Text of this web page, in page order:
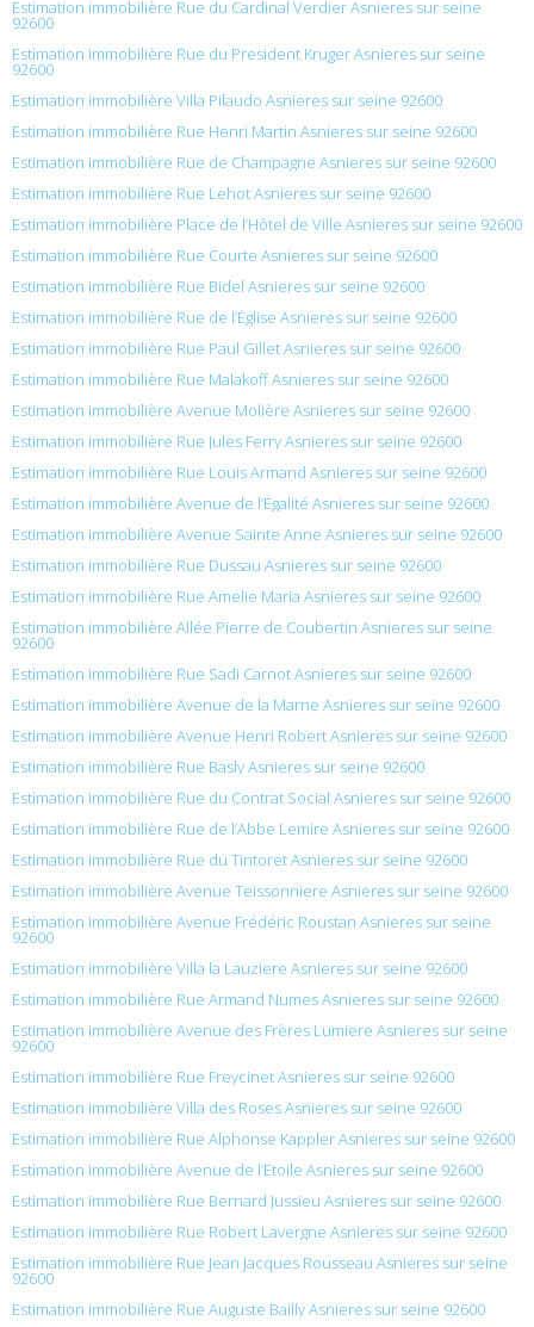
Estimation immobilière Rue du Cardinal Verdier Asnieres sur seine
92600
Estimation immobilière Rue du President Kruger Asnieres sur seine
92600
Estimation immobilière Villa Pilaudo Asnieres sur seine 92600
Estimation immobilière Rue Henri Martin Asnieres sur seine 92600
Estimation immobilière Rue de Champagne Asnieres sur seine 92600
Estimation immobilière Rue Lehot Asnieres sur seine 92600
Estimation immobilière Place de l’Hôtel de Ville Asnieres sur seine 92600
Estimation immobilière Rue Courte Asnieres sur seine 92600
Estimation immobilière Rue Bidel Asnieres sur seine 92600
Estimation immobilière Rue de l’Église Asnieres sur seine 92600
Estimation immobilière Rue Paul Gillet Asnieres sur seine 92600
Estimation immobilière Rue Malakoff Asnieres sur seine 92600
Estimation immobilière Avenue Molière Asnieres sur seine 92600
Estimation immobilière Rue Jules Ferry Asnieres sur seine 92600
Estimation immobilière Rue Louis Armand Asnieres sur seine 92600
Estimation immobilière Avenue de l’Égalité Asnieres sur seine 92600
Estimation immobilière Avenue Sainte Anne Asnieres sur seine 92600
Estimation immobilière Rue Dussau Asnieres sur seine 92600
Estimation immobilière Rue Amelie Maria Asnieres sur seine 92600
Estimation immobilière Allée Pierre de Coubertin Asnieres sur seine
92600
Estimation immobilière Rue Sadi Carnot Asnieres sur seine 92600
Estimation immobilière Avenue de la Marne Asnieres sur seine 92600
Estimation immobilière Avenue Henri Robert Asnieres sur seine 92600
Estimation immobilière Rue Basly Asnieres sur seine 92600
Estimation immobilière Rue du Contrat Social Asnieres sur seine 92600
Estimation immobilière Rue de l’Abbe Lemire Asnieres sur seine 92600
Estimation immobilière Rue du Tintoret Asnieres sur seine 92600
Estimation immobilière Avenue Teissonniere Asnieres sur seine 92600
Estimation immobilière Avenue Frédéric Roustan Asnieres sur seine
92600
Estimation immobilière Villa la Lauziere Asnieres sur seine 92600
Estimation immobilière Rue Armand Numes Asnieres sur seine 92600
Estimation immobilière Avenue des Frères Lumiere Asnieres sur seine
92600
Estimation immobilière Rue Freycinet Asnieres sur seine 92600
Estimation immobilière Villa des Roses Asnieres sur seine 92600
Estimation immobilière Rue Alphonse Kappler Asnieres sur seine 92600
Estimation immobilière Avenue de l’Etoile Asnieres sur seine 92600
Estimation immobilière Rue Bernard Jussieu Asnieres sur seine 92600
Estimation immobilière Rue Robert Lavergne Asnieres sur seine 92600
Estimation immobilière Rue Jean Jacques Rousseau Asnieres sur seine
92600
Estimation immobilière Rue Auguste Bailly Asnieres sur seine 92600